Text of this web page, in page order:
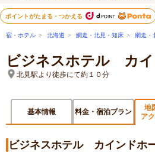
ポイントがたまる・つかえる
宿・ホテル > 北海道 > 網走・北見・知床 > 網走・
ビジネスホテル カイ
北見駅より徒歩にて約１０分
基本情報 料金・宿泊プラン
地
ア
ビジネスホテル カインドホ